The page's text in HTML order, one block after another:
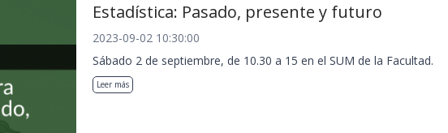
Estadística: Pasado, presente y futuro
2023-09-02 10:30:00
Sábado 2 de septiembre, de 10.30 a 15 en el SUM de la Facultad.
Leer más